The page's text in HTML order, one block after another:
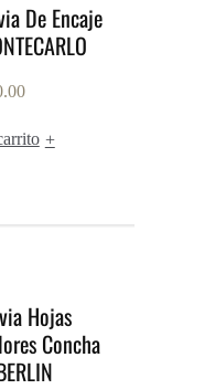
De Encaje
+
Hojas
Concha